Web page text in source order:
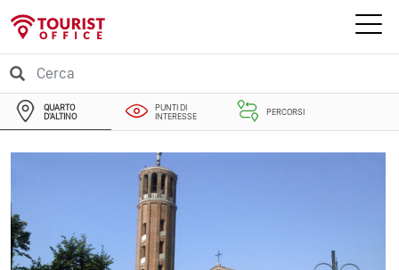
QUARTO
D'ALTINO
PUNTI DI
INTERESSE
PERCORSI